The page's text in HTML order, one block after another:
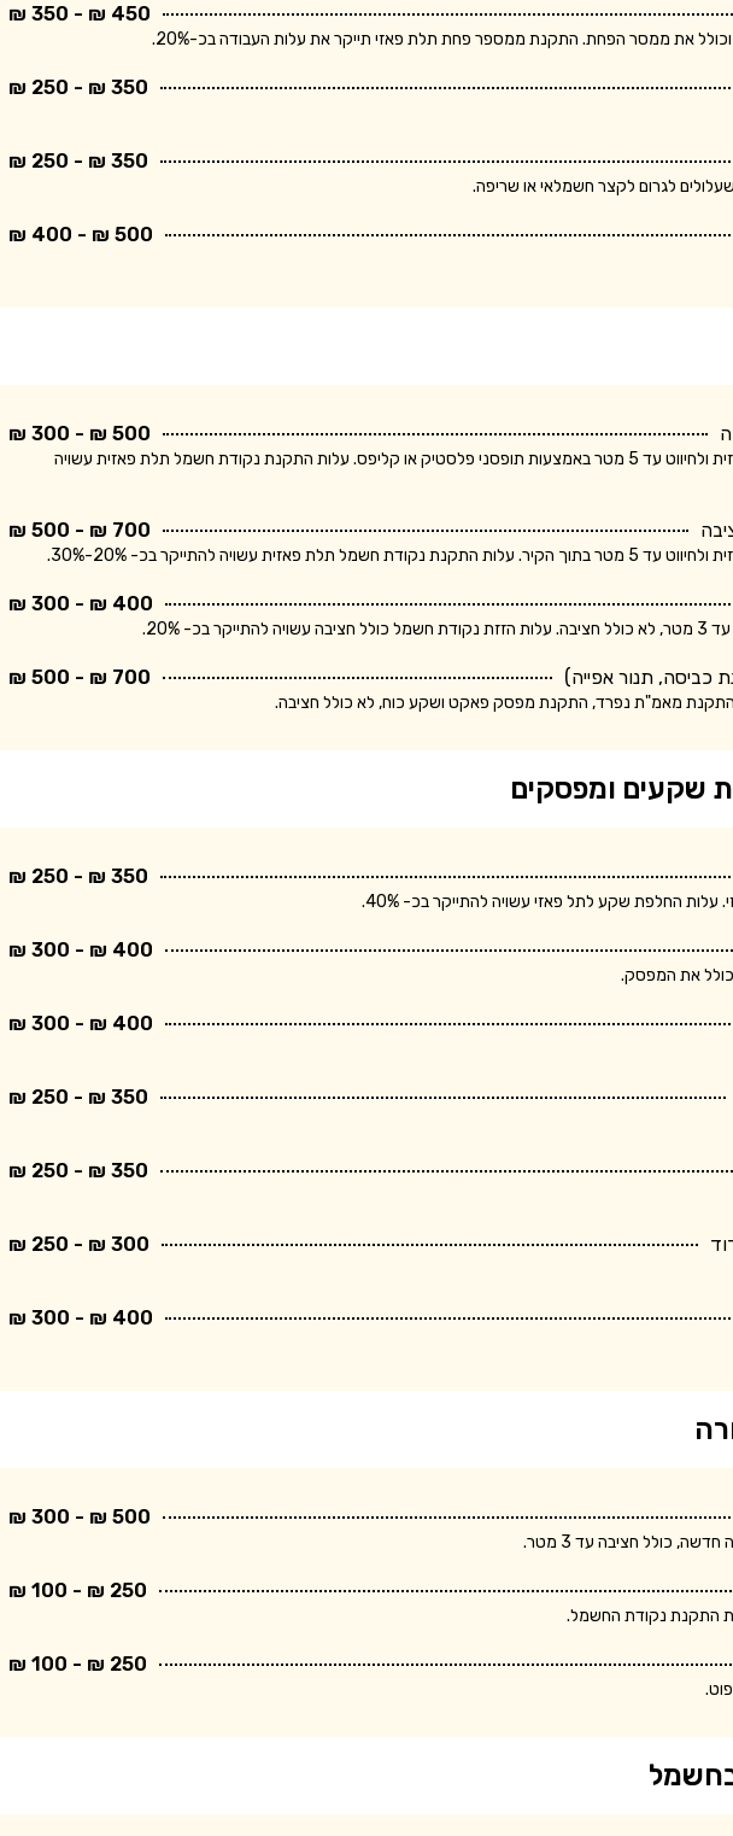
450 ₪ - 350 ₪
את ממסר הפחת. התקנת ממספר פחת תלת פאזי תייקר את עלות העבודה בכ-20%.
350 ₪ - 250 ₪
350 ₪ - 250 ₪
לגרום לקצר חשמלאי או שריפה.
500 ₪ - 400 ₪
500 ₪ - 300 ₪
המחיר מתייחס לנקודת חשמל חד פאזית ולחיווט עד 5 מטר באמצעות תופסני פלסטיק או קליפס. עלות התקנת נקודת חשמל תלת פאזית עשויה
700 ₪ - 500 ₪
עשויה להתייקר בכ- 20%-30%.
400 ₪ - 300 ₪
20%.
כביסה, תנור אפייה) 700 ₪ - 500 ₪
התקנת מאמ"ת נפרד, התקנת מפסק פאקט ושקע כוח, לא כולל חציבה.
שקעים ומפסקים
350 ₪ - 250 ₪
החלפת שקע לתל פאזי עשויה להתייקר בכ- 40%.
400 ₪ - 300 ₪
את המפסק.
400 ₪ - 300 ₪
350 ₪ - 250 ₪
350 ₪ - 250 ₪
300 ₪ - 250 ₪
400 ₪ - 300 ₪
500 ₪ - 300 ₪
כולל חציבה עד 3 מטר.
250 ₪ - 100 ₪
את התקנת נקודת החשמל.
250 ₪ - 100 ₪
בחשמל